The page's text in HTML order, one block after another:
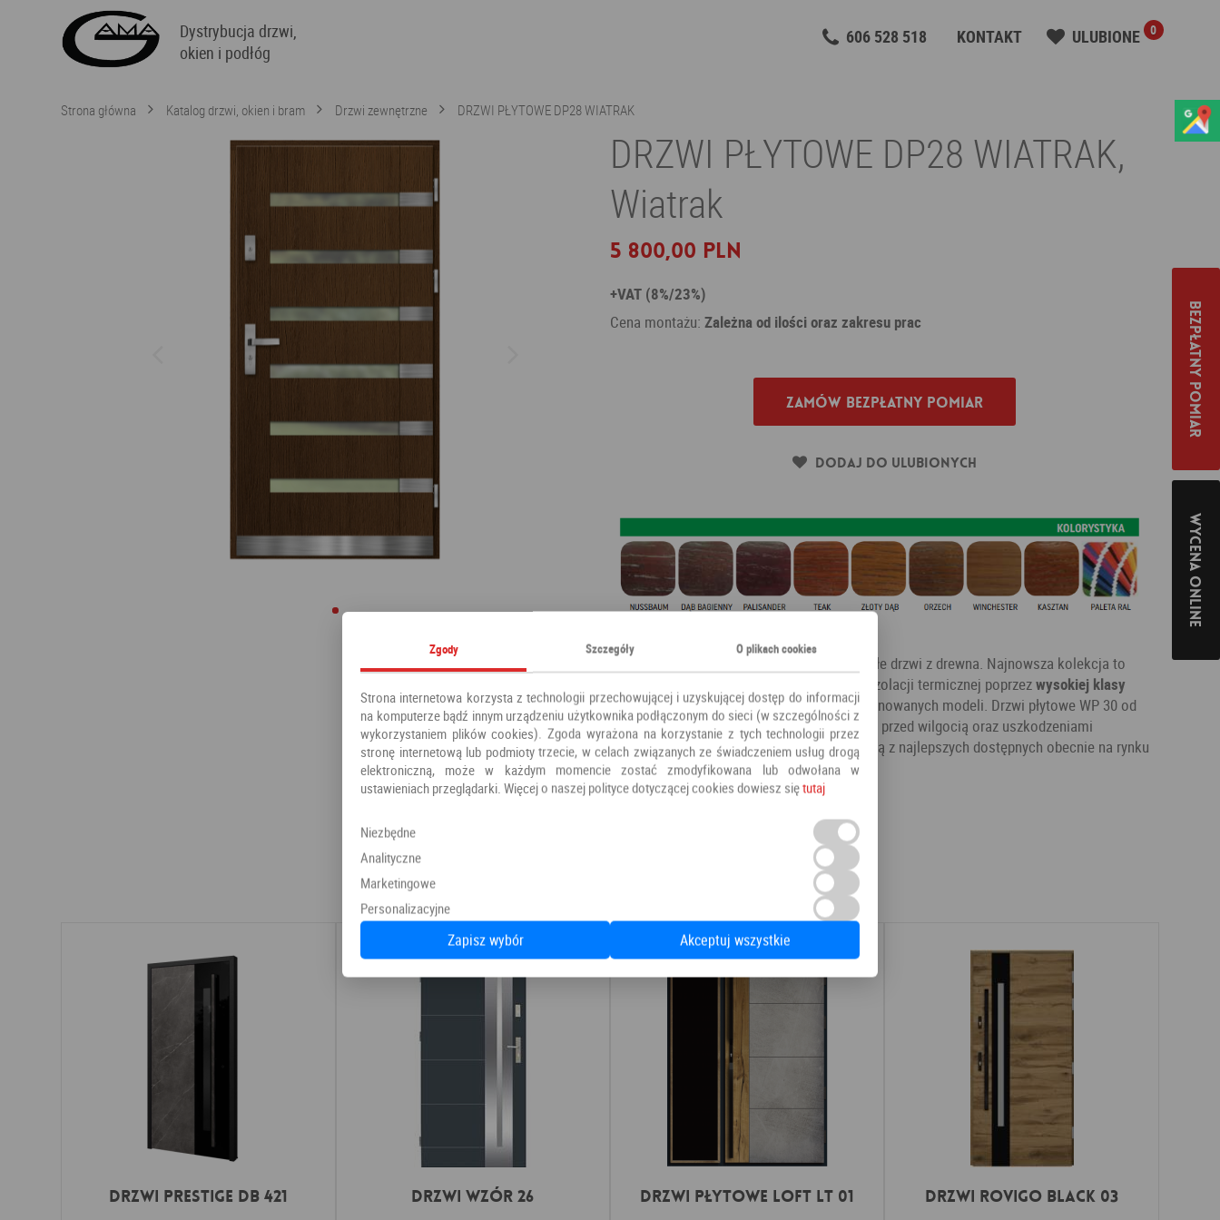
Dystrybucja drzwi,
okien i podłóg
606 528 518 KONTAKT ULUBIONE 0
Strona główna Katalog drzwi, okien i bram Drzwi zewnętrzne DRZWI PŁYTOWE DP28 WIATRAK
DRZWI PŁYTOWE DP28 WIATRAK,
Wiatrak
5 800,00 PLN
+VAT (8%/23%)
Cena montażu: Zależna od ilości oraz zakresu prac
Zamów bezpłatny pomiar
Dodaj do ulubionych
Drewniane drzwi Wiatrak
to więcej niż zwykłe drzwi z drewna. Najnowsza kolekcja to
multum różnorakich korzyści - od świetnej izolacji termicznej poprzezwysokiej klasy
ochronę przed włamaniamii trwałość proponowanych modeli. Drzwi płytowe WP 30 od
Wiatrak zostały odpowiednio zabezpieczone przed wilgocią oraz uszkodzeniami
mechanicznymi, dzięki czemu stanowią jedną z najlepszych dostępnych obecnie na rynku
opcji.
Kategoria:Drzwi zewnętrzne
Drzwi PRESTIGE DB 421 Drzwi Wzór 26 DRZWI PŁYTOWE LOFT LT 01 DRZWI ROVIGO BLACK 03
Bezpłatny pomiar
Wycena online
Zgody Szczegóły O plikach cookies
Strona internetowa korzysta z technologii przechowującej i uzyskującej dostęp do informacji
na komputerze bądź innym urządzeniu użytkownika podłączonym do sieci (w szczególności z
wykorzystaniem plików cookies). Zgoda wyrażona na korzystanie z tych technologii przez
stronę internetową lub podmioty trzecie, w celach związanych ze świadczeniem usług drogą
elektroniczną, może w każdym momencie zostać zmodyfikowana lub odwołana w
ustawieniach przeglądarki. Więcej o naszej polityce dotyczącej cookies dowiesz siętutaj
Niezbędne
Analityczne
Marketingowe
Personalizacyjne
Zapisz wybór Akceptuj wszystkie